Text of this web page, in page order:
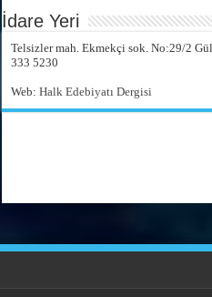
İdare Yeri
Telsizler mah. Ekmekçi sok. No:29/2
333 5230
Web:Halk Edebiyatı Dergisi